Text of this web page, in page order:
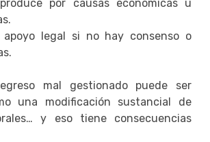
por causas económicas u
apoyo legal si no hay consenso o
mal gestionado puede ser
una modificación sustancial de
y eso tiene consecuencias